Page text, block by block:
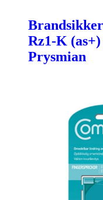
Rz1-K
Prysmian